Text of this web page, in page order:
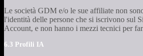
Le società GDM e/o le sue affiliate non
l'identità delle persone che si iscrivono sul
Account, e non hanno i mezzi tecnici per
6.3 Profili IA